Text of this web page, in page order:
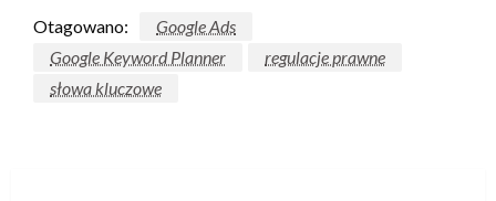
Otagowano:
Google Ads
Google Keyword Planner
regulacje prawne
słowa kluczowe